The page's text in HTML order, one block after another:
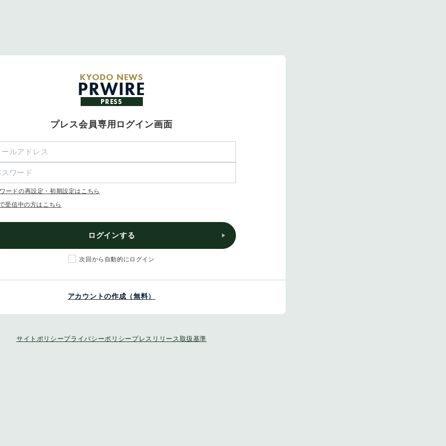
KYODO NEWS
PRWIRE
PRESS
プレス会員専用ログイン画面
ードの再設定・初期設定はこちら
受信中の方はこちら
ログインする
次回から自動的にログイン
アカウントの作成（無料）
サイトポリシープライバシーポリシー プレスリリース取扱基準